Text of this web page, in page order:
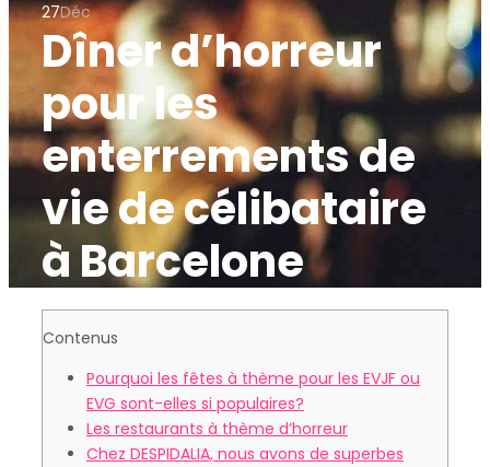
27Déc
Dîner d’horreur
pour les
enterrements de
vie de célibataire
à Barcelone
Contenus
Pourquoi les fêtes à thème pour les EVJF ou
EVG sont-elles si populaires?
Les restaurants à thème d’horreur
Chez DESPIDALIA, nous avons de superbes